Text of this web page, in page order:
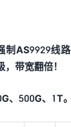
AS9929线路
，带宽翻倍！
、500G、1T。